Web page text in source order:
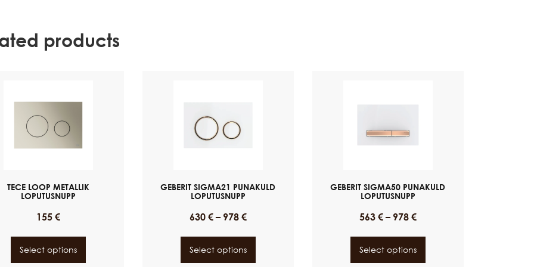
products
TECE LOOP METALLIK
LOPUTUSNUPP
155 €
Select options
GEBERIT SIGMA21 PUNAKULD
LOPUTUSNUPP
630 €– 978 €
Select options
GEBERIT SIGMA50 PUNAKULD
LOPUTUSNUPP
563 €– 978 €
Select options